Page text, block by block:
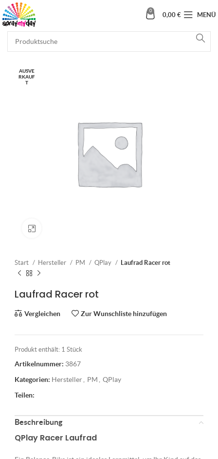
0
0,00 € MENÜ
AUSVE
RKAUF
T
Start Hersteller PM QPlay Laufrad Racer rot
Laufrad Racer rot
Vergleichen Zur Wunschliste hinzufügen
Produkt enthält: 1 Stück
Artikelnummer: 3867
Kategorien: Hersteller PM
QPlay
Teilen:
Beschreibung
QPlay Racer Laufrad